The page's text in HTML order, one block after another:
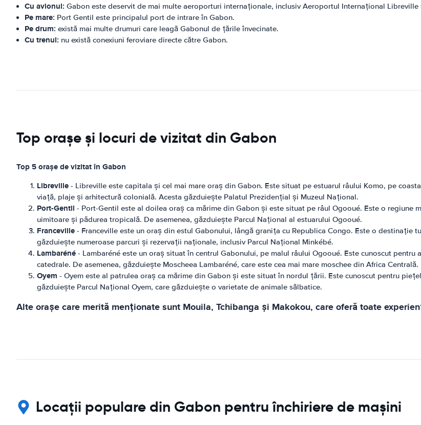
Cu avionul: Gabon este deservit de mai multe aeroporturi internaționale, inclusiv Aeroportul Internațional
Pe mare: Port Gentil este principalul port de intrare în Gabon.
Pe drum: există mai multe drumuri care leagă Gabonul de țările învecinate.
Cu trenul: nu există conexiuni feroviare directe către Gabon.
Top orașe și locuri de vizitat din Gabon
Top 5 orașe de vizitat în Gabon
Libreville - Libreville este capitala și cel mai mare oraș din Gabon. Este situat pe estuarul râului Komo, pe
viață, plaje și arhitectură colonială. Acesta găzduiește Palatul Prezidențial și Muzeul Național.
Port-Gentil - Port-Gentil este al doilea oraș ca mărime din Gabon și este situat pe râul Ogooué. Este o
uimitoare și pădurea tropicală. De asemenea, găzduiește Parcul Național al estuarului Ogooué.
Franceville - Franceville este un oraș din estul Gabonului, lângă granița cu Republica Congo. Este o destinație
găzduiește numeroase parcuri și rezervații naționale, inclusiv Parcul Național Minkébé.
Lambaréné - Lambaréné este un oraș situat în centrul Gabonului, pe malul râului Ogooué. Este cunoscut
catedrale. De asemenea, găzduiește Moscheea Lambaréné, care este cea mai mare moschee din Africa Centrală.
Oyem - Oyem este al patrulea oraș ca mărime din Gabon și este situat în nordul țării. Este cunoscut pentru
găzduiește Parcul Național Oyem, care găzduiește o varietate de animale sălbatice.
Alte orașe care merită menționate sunt Mouila, Tchibanga și Makokou, care oferă toate
Locații populare din Gabon pentru închiriere de mașini